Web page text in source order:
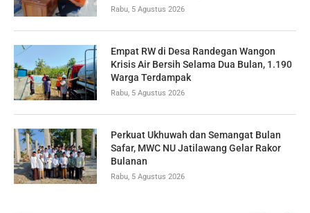
Rabu, 5 Agustus 2026
Empat RW di Desa Randegan Wangon
Krisis Air Bersih Selama Dua Bulan, 1.190
Warga Terdampak
Rabu, 5 Agustus 2026
Perkuat Ukhuwah dan Semangat Bulan
Safar, MWC NU Jatilawang Gelar Rakor
Bulanan
Rabu, 5 Agustus 2026